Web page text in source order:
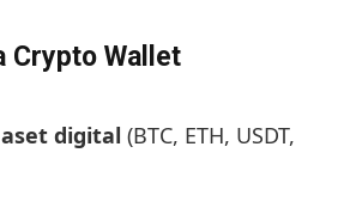
Crypto Wallet
digital (BTC, ETH, USDT,